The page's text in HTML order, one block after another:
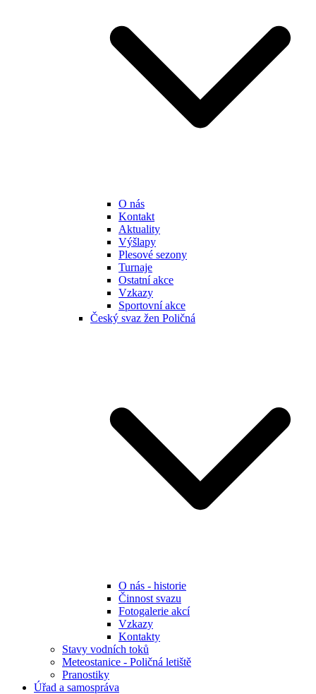
O nás
Kontakt
Aktuality
Výšlapy
Plesové sezony
Turnaje
Ostatní akce
Vzkazy
Sportovní akce
Český svaz žen Poličná
O nás - historie
Činnost svazu
Fotogalerie akcí
Vzkazy
Kontakty
Stavy vodních toků
Meteostanice - Poličná letiště
Pranostiky
Úřad a samospráva